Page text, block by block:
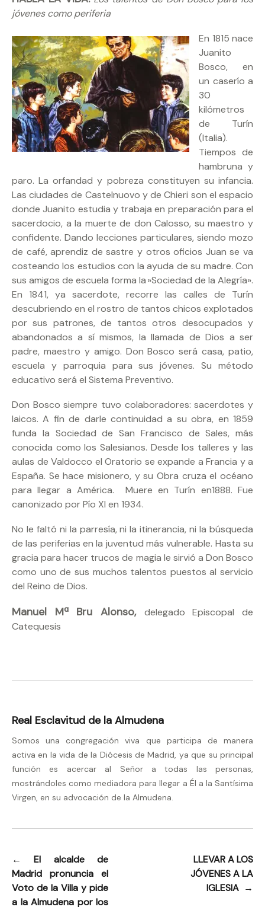
jóvenes como periferia
En 1815 nace
Juanito
Bosco, en
un caserío a
30
kilómetros
de Turín
(Italia).
Tiempos de
hambruna y
paro. La orfandad y pobreza constituyen su infancia.
Las ciudades de Castelnuovo y de Chieri son el espacio
donde Juanito estudia y trabaja en preparación para el
sacerdocio, a la muerte de don Calosso, su maestro y
confidente. Dando lecciones particulares, siendo mozo
de café, aprendiz de sastre y otros oficios Juan se va
costeando los estudios con la ayuda de su madre. Con
sus amigos de escuela forma la »Sociedad de la Alegría».
En 1841, ya sacerdote, recorre las calles de Turín
descubriendo en el rostro de tantos chicos explotados
por sus patrones, de tantos otros desocupados y
abandonados a sí mismos, la llamada de Dios a ser
padre, maestro y amigo. Don Bosco será casa, patio,
escuela y parroquia para sus jóvenes. Su método
educativo será el Sistema Preventivo.
Don Bosco siempre tuvo colaboradores: sacerdotes y
laicos. A fin de darle continuidad a su obra, en 1859
funda la Sociedad de San Francisco de Sales, más
conocida como los Salesianos. Desde los talleres y las
aulas de Valdocco el Oratorio se expande a Francia y a
España. Se hace misionero, y su Obra cruza el océano
para llegar a América. Muere en Turín en1888. Fue
canonizado por Pío XI en 1934.
No le faltó ni la parresía, ni la itinerancia, ni la búsqueda
de las periferias en la juventud más vulnerable. Hasta su
gracia para hacer trucos de magia le sirvió a Don Bosco
como uno de sus muchos talentos puestos al servicio
del Reino de Dios.
Manuel Mª Bru Alonso, delegado Episcopal de
Catequesis
Real Esclavitud de la Almudena
Somos una congregación viva que participa de manera
activa en la vida de la Diócesis de Madrid, ya que su principal
función es acercar al Señor a todas las personas,
mostrándoles como mediadora para llegar a Él a la Santísima
Virgen, en su advocación de la Almudena.
Navegación
de
entradas
←
El alcalde de
Madrid pronuncia el
Voto de la Villa y pide
a la Almudena por los
LLEVAR A LOS
JÓVENES A LA
IGLESIA →